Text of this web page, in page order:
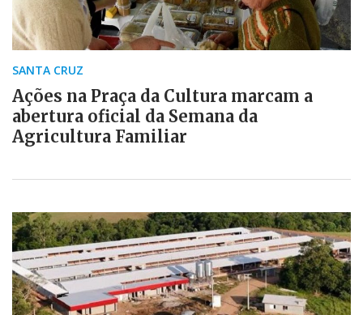
SANTA CRUZ
Ações na Praça da Cultura marcam a
abertura oficial da Semana da
Agricultura Familiar